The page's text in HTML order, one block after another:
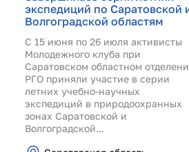
экспедиций по Саратовской
Волгоградской областям
С 15 июня по 26 июля активисты
Молодежного клуба при
Саратовском областном
РГО приняли участие в серии
летних учебно-научных
экспедиций в природоохранных
зонах Саратовской и
Волгоградской...